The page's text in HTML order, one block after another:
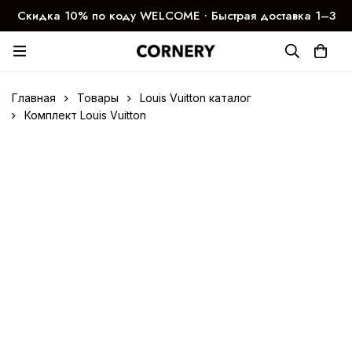
Скидка 10% по коду WELCOME ∙ Быстрая доставка 1–3
дня
Главная Товары
Louis Vuitton каталог
Комплект Louis Vuitton